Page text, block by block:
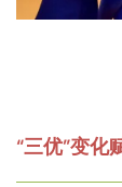
“三优”变化